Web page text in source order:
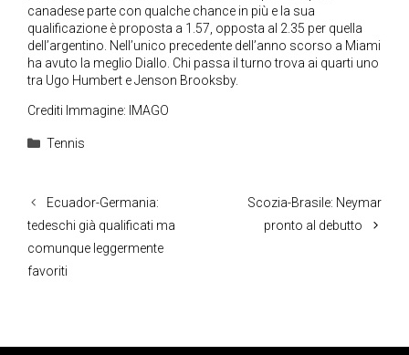
canadese parte con qualche chance in più e la sua
qualificazione è proposta a 1.57, opposta al 2.35 per quella
dell’argentino. Nell’unico precedente dell’anno scorso a Miami
ha avuto la meglio Diallo. Chi passa il turno trova ai quarti uno
tra Ugo Humbert e Jenson Brooksby.
Crediti Immagine: IMAGO
Categorie
Tennis
Ecuador-Germania:
tedeschi già qualificati ma
comunque leggermente
favoriti
Scozia-Brasile: Neymar
pronto al debutto